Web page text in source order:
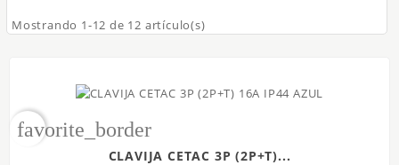
Mostrando 1-12 de 12 artículo(s)
favorite_border
CLAVIJA CETAC 3P (2P+T)...